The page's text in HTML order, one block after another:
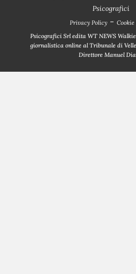
Psicografici
Privacy Policy -
Psicografici Srl edita WT NEWS
giornalistica online al Tribunale di
Direttore Manuel